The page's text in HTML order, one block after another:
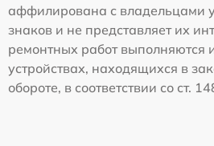
аффилирована с владельцами
знаков и не представляет их
ремонтных работ выполняются
устройствах, находящихся в
обороте, в соответствии со ст.